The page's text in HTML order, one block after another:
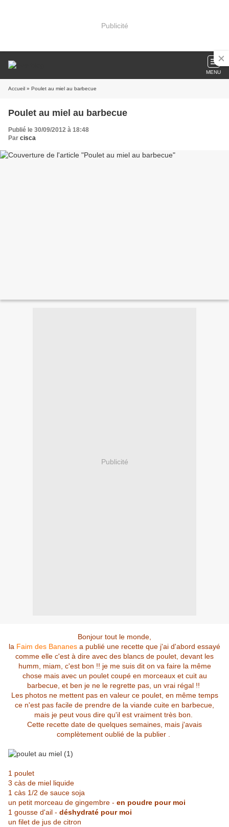
Publicité
MENU
Accueil » Poulet au miel au barbecue
Poulet au miel au barbecue
Publié le 30/09/2012 à 18:48
Par cisca
Publicité
Bonjour tout le monde,
la Faim des Bananes a publié une recette que j'ai d'abord essayé
comme elle c'est à dire avec des blancs de poulet, devant les
humm, miam, c'est bon !! je me suis dit on va faire la même
chose mais avec un poulet coupé en morceaux et cuit au
barbecue, et ben je ne le regrette pas, un vrai régal !!
Les photos ne mettent pas en valeur ce poulet, en même temps
ce n'est pas facile de prendre de la viande cuite en barbecue,
mais je peut vous dire qu'il est vraiment très bon.
Cette recette date de quelques semaines, mais j'avais
complètement oublié de la publier .
1 poulet
3 càs de miel liquide
1 càs 1/2 de sauce soja
un petit morceau de gingembre - en poudre pour moi
1 gousse d'ail - déshydraté pour moi
un filet de jus de citron